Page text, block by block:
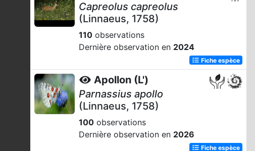
Capreolus capreolus
(Linnaeus, 1758)
110 observations
Dernière observation en 2024
Fiche espèce
Apollon (L')
Parnassius apollo
(Linnaeus, 1758)
100 observations
Dernière observation en 2026
Fiche espèce